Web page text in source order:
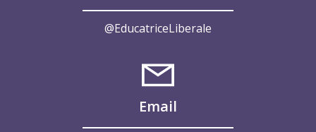
@EducatriceLiberale
Email